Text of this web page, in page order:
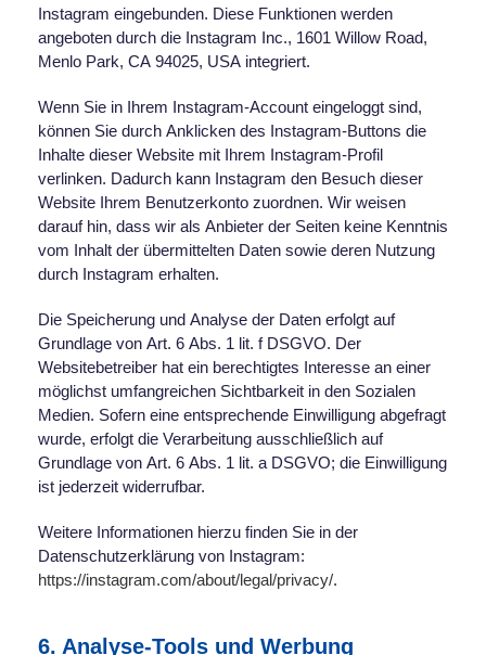
Instagram eingebunden. Diese Funktionen werden
angeboten durch die Instagram Inc., 1601 Willow Road,
Menlo Park, CA 94025, USA integriert.
Wenn Sie in Ihrem Instagram-Account eingeloggt sind,
können Sie durch Anklicken des Instagram-Buttons die
Inhalte dieser Website mit Ihrem Instagram-Profil
verlinken. Dadurch kann Instagram den Besuch dieser
Website Ihrem Benutzerkonto zuordnen. Wir weisen
darauf hin, dass wir als Anbieter der Seiten keine Kenntnis
vom Inhalt der übermittelten Daten sowie deren Nutzung
durch Instagram erhalten.
Die Speicherung und Analyse der Daten erfolgt auf
Grundlage von Art. 6 Abs. 1 lit. f DSGVO. Der
Websitebetreiber hat ein berechtigtes Interesse an einer
möglichst umfangreichen Sichtbarkeit in den Sozialen
Medien. Sofern eine entsprechende Einwilligung abgefragt
wurde, erfolgt die Verarbeitung ausschließlich auf
Grundlage von Art. 6 Abs. 1 lit. a DSGVO; die Einwilligung
ist jederzeit widerrufbar.
Weitere Informationen hierzu finden Sie in der
Datenschutzerklärung von Instagram:
https://instagram.com/about/legal/privacy/.
6. Analyse-Tools und Werbung